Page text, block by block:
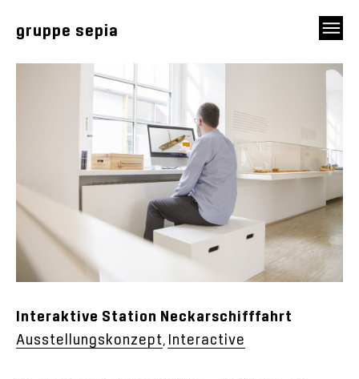
gruppe sepia
Interaktive Station Neckarschifffahrt
Ausstellungskonzept, Interactive